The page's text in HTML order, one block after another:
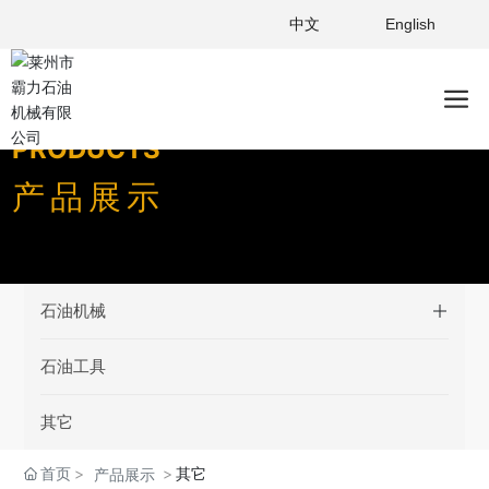
中文 English
PRODUCTS
产品展示
石油机械
石油工具
其它
首页 产品展示 其它